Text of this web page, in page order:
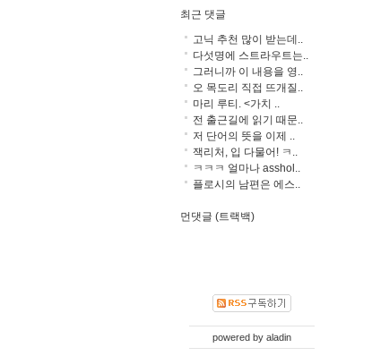
최근 댓글
고닉 추천 많이 받는데..
다섯명에 스트라우트는..
그러니까 이 내용을 영..
오 목도리 직접 뜨개질..
마리 루티. <가치 ..
전 출근길에 읽기 때문..
저 단어의 뜻을 이제 ..
잭리처, 입 다물어! ㅋ..
ㅋㅋㅋ 얼마나 asshol..
플로시의 남편은 에스..
먼댓글 (트랙백)
powered by aladin